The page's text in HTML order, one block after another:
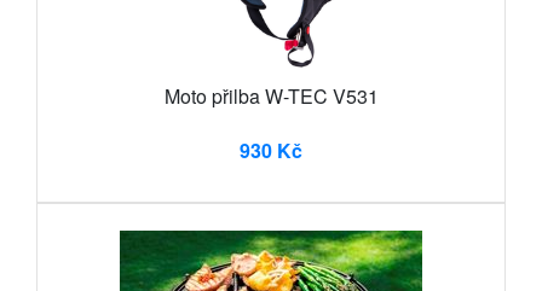
Moto přilba W-TEC V531
930 Kč